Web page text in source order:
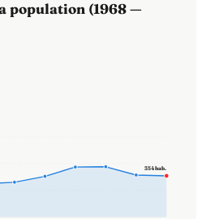
population (1968 —
354 hab.